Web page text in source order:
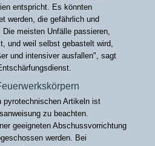
entspricht. Es könnten
werden, die gefährlich und
meisten Unfälle passieren,
und weil selbst gebastelt wird,
und intensiver ausfallen", sagt
pyrotechnischen Artikeln ist
zu beachten.
geeigneten Abschussvorrichtung
werden. Bei